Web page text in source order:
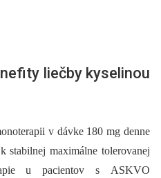
liečby kyselinou
v dávke 180 mg denne
maximálne tolerovanej
u pacientov s ASKVO